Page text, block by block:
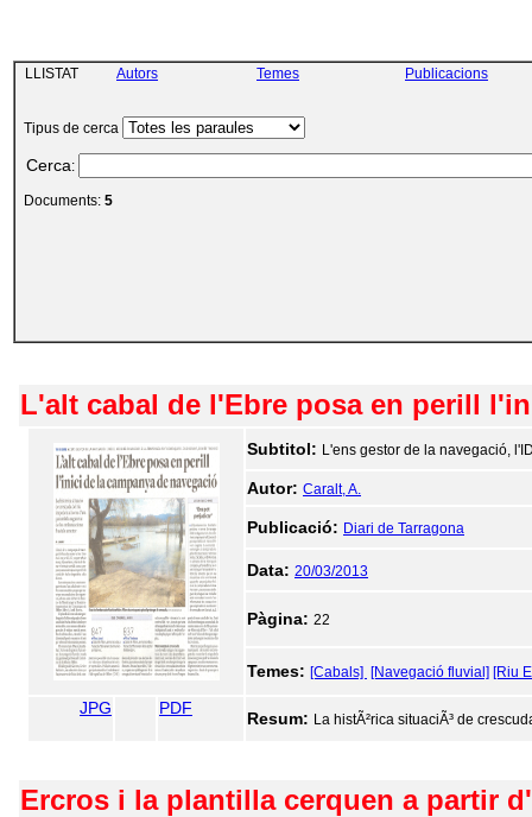
LLISTAT Autors Temes Publicacions
Tipus de cerca
Cerca:
Documents: 5
L'alt cabal de l'Ebre posa en perill
Subtitol: L'ens gestor de la navegació,
Autor: Caralt, A.
Publicació: Diari de Tarragona
Data: 20/03/2013
Pàgina: 22
Temes: [Cabals] [Navegació fluvial] [Riu
JPG PDF
Resum: La histÃ²rica situaciÃ³ de
Ercros i la plantilla cerquen a partir